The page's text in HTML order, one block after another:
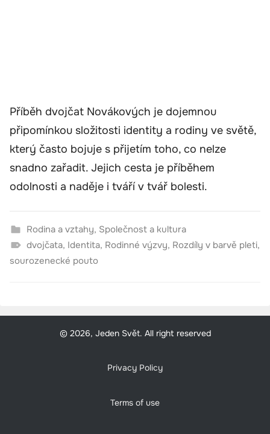
Příběh dvojčat Novákových je dojemnou
připomínkou složitosti identity a rodiny ve světě,
který často bojuje s přijetím toho, co nelze
snadno zařadit. Jejich cesta je příběhem
odolnosti a naděje i tváří v tvář bolesti.
Rodina a vztahy, Společnost a kultura
dvojčata, Identita, Rodinné výzvy, Rozdíly v barvě pleti,
sourozenecké pouto
© 2026, Jeden Svět. All right reserved
Privacy Policy
Terms of use